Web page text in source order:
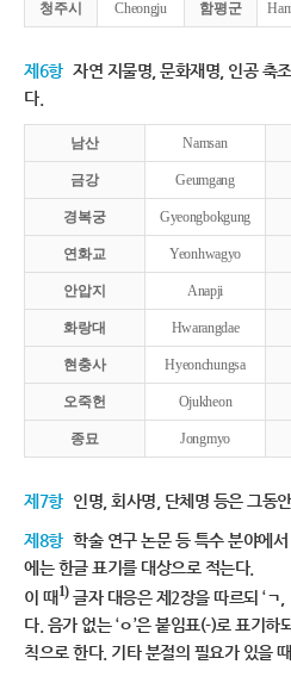
청주시 Cheongju 함평군
제6항 자연 지물명, 문화재명, 인공 축
다.
남산 Namsan
금강 Geumgang
경복궁 Gyeongbokgung
연화교 Yeonhwagyo
안압지 Anapji
화랑대 Hwarangdae
현충사 Hyeonchungsa
오죽헌 Ojukheon
종묘 Jongmyo
제7항 인명, 회사명, 단체명 등은 그동
제8항 학술 연구 논문 등 특수 분야에
에는 한글 표기를 대상으로 적는다.
이 때1)글자 대응은 제2장을 따르되 ‘ㄱ,
다. 음가 없는 ‘ㅇ’은 붙임표(-)로 표기하
칙으로 한다. 기타 분절의 필요가 있을